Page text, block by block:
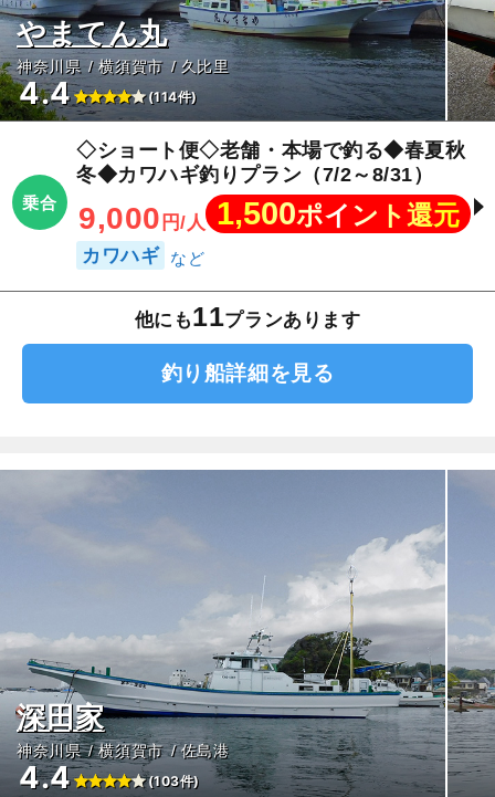
やまてん丸
神奈川県 横須賀市 久比里
4.4 (114件)
乗合
◇ショート便◇老舗・本場で釣る◆春夏秋
冬◆カワハギ釣りプラン（7/2～8/31）
9,000 円/人 1,500ポイント還元
カワハギ
他にも11プランあります
釣り船詳細を見る
深田家
神奈川県 横須賀市 佐島港
4.4 (103件)